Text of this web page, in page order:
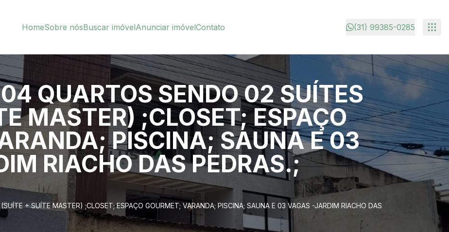
HomeSobre nósBuscar imóvelAnunciar imóvelContato (31) 99385-0285
QUARTOS SENDO 02 SUÍTES
MASTER) ;CLOSET; ESPAÇO
PISCINA; SAUNA E 03
RIACHO DAS PEDRAS.;
+ SUÍTE MASTER) ;CLOSET; ESPAÇO GOURMET; VARANDA; PISCINA; SAUNA E 03 VAGAS -JARDIM RIACHO DAS